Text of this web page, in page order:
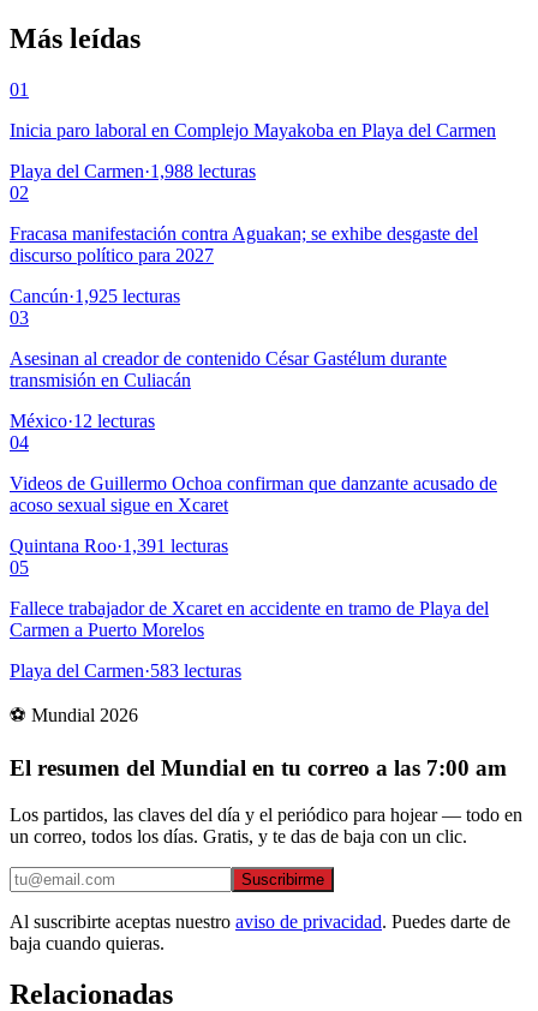
Más leídas
01
Inicia paro laboral en Complejo Mayakoba en Playa del Carmen
Playa del Carmen·1,988 lecturas
02
Fracasa manifestación contra Aguakan; se exhibe desgaste del
discurso político para 2027
Cancún·1,925 lecturas
03
Asesinan al creador de contenido César Gastélum durante
transmisión en Culiacán
México·12 lecturas
04
Videos de Guillermo Ochoa confirman que danzante acusado de
acoso sexual sigue en Xcaret
Quintana Roo·1,391 lecturas
05
Fallece trabajador de Xcaret en accidente en tramo de Playa del
Carmen a Puerto Morelos
Playa del Carmen·583 lecturas
⚽ Mundial 2026
El resumen del Mundial en tu correo a las 7:00 am
Los partidos, las claves del día y el periódico para hojear — todo en
un correo, todos los días. Gratis, y te das de baja con un clic.
Suscribirme
Al suscribirte aceptas nuestro aviso de privacidad. Puedes darte de
baja cuando quieras.
Relacionadas